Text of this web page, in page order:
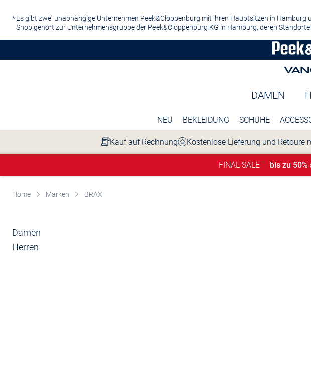
Es gibt zwei unabhängige Unternehmen Peek&Cloppenburg mit ihren Hauptsitzen in Hamburg
Shop gehört zur Unternehmensgruppe der Peek&Cloppenburg KG in Hamburg, deren Standorte
DAMEN
NEU BEKLEIDUNG SCHUHE
Kauf auf Rechnung Kostenlose Lieferung und Retoure
FINAL SALE bis zu
Home Marken BRAX
Damen
Herren